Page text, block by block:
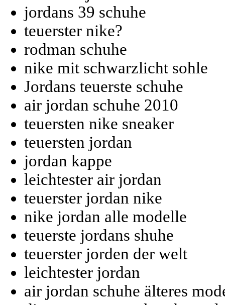
jordans 39 schuhe
teuerster nike?
rodman schuhe
nike mit schwarzlicht sohle
Jordans teuerste schuhe
air jordan schuhe 2010
teuersten nike sneaker
teuersten jordan
jordan kappe
leichtester air jordan
teuerster jordan nike
nike jordan alle modelle
teuerste jordans shuhe
teuerster jorden der welt
leichtester jordan
air jordan schuhe älteres